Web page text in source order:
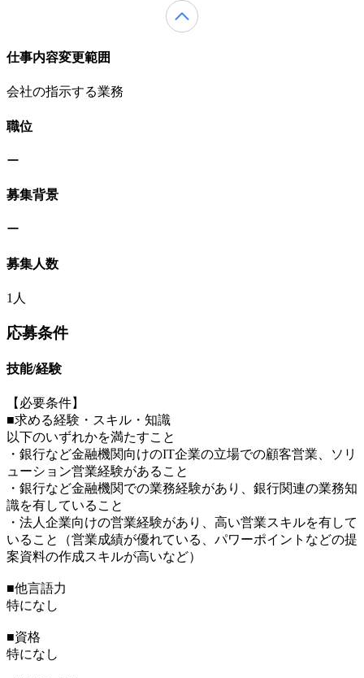
仕事内容変更範囲
会社の指示する業務
職位
ー
募集背景
ー
募集人数
1人
応募条件
技能/経験
【必要条件】
■求める経験・スキル・知識
以下のいずれかを満たすこと
・銀行など金融機関向けのIT企業の立場での顧客営業、ソリ
ューション営業経験があること
・銀行など金融機関での業務経験があり、銀行関連の業務知
識を有していること
・法人企業向けの営業経験があり、高い営業スキルを有して
いること（営業成績が優れている、パワーポイントなどの提
案資料の作成スキルが高いなど）
■他言語力
特になし
■資格
特になし